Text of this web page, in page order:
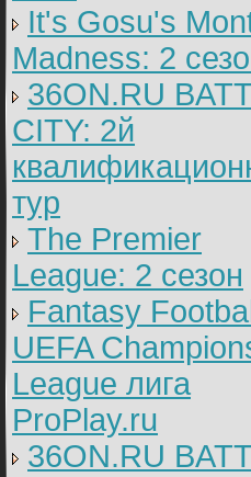
It's Gosu's
Madness: 2
36ON.RU
CITY: 2й
тур
The Premier
League: 2 cезон
Fantasy
UEFA
League лига
ProPlay.ru
36ON.RU